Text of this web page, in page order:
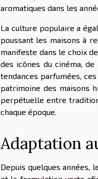
aromatiques dans les
La culture populaire a
poussant les maisons à
manifeste dans le choix
des icônes du cinéma,
tendances parfumées,
patrimoine des maisons
perpétuelle entre
chaque époque.
Adaptation
Depuis quelques années,